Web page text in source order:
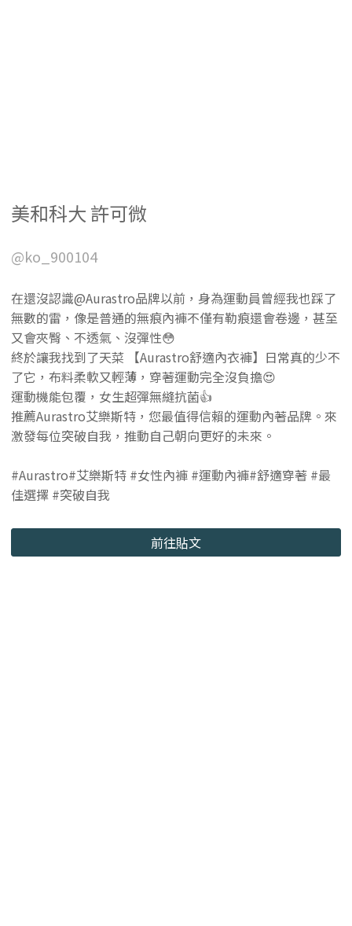
美和科大 許可微
@ko_900104
在還沒認識@Aurastro品牌以前，身為運動員曾經我也踩了
無數的雷，像是普通的無痕內褲不僅有勒痕還會卷邊，甚至
又會夾臀、不透氣、沒彈性😳
終於讓我找到了天菜 【Aurastro舒適內衣褲】日常真的少不
了它，布料柔軟又輕薄，穿著運動完全沒負擔😍
運動機能包覆，女生超彈無縫抗菌👍
推薦Aurastro艾樂斯特，您最值得信賴的運動內著品牌。來
激發每位突破自我，推動自己朝向更好的未來。
#Aurastro#艾樂斯特 #女性內褲 #運動內褲#舒適穿著 #最
佳選擇 #突破自我
前往貼文